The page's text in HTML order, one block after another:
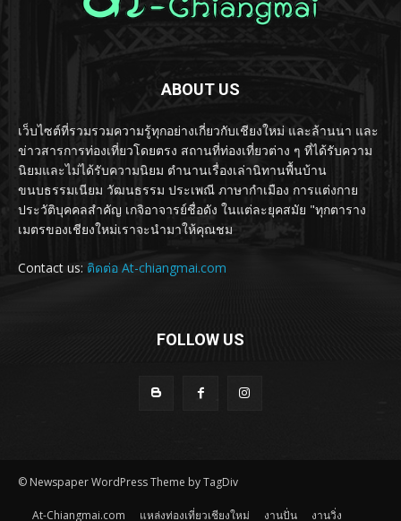
ABOUT US
เว็บไซต์ที่รวมรวมความรู้ทุกอย่างเกี่ยวกับเชียงใหม่ และล้านนา และ
ข่าวสารการท่องเที่ยวโดยตรง สถานที่ท่องเที่ยวต่าง ๆ ที่ได้รับความ
นิยมและไม่ได้รับความนิยม ตำนานเรื่องเล่านิทานพื้นบ้าน
ขนบธรรมเนียม วัฒนธรรม ประเพณี ภาษากำเมือง การแต่งกาย
ประวัติบุคคลสำคัญ เกจิอาจารย์ชื่อดัง ในแต่ละยุคสมัย "ทุกตาราง
เมตรของเชียงใหม่เราจะนำมาให้คุณชม
Contact us: ติดต่อ At-chiangmai.com
FOLLOW US
© Newspaper WordPress Theme by TagDiv
At-Chiangmai.com แหล่งท่องเที่ยวเชียงใหม่ งานปั่น งานวิ่ง